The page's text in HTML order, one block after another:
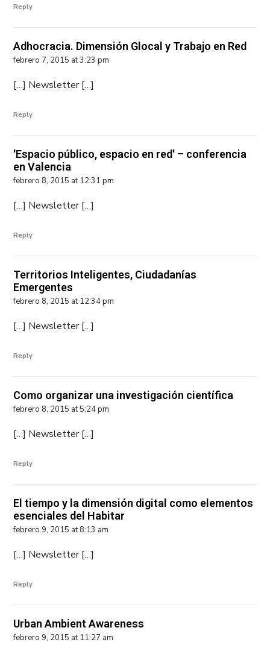
Reply
Adhocracia. Dimensión Glocal y Trabajo en Red
febrero 7, 2015 at 3:23 pm
[…] Newsletter […]
Reply
'Espacio público, espacio en red' – conferencia
en Valencia
febrero 8, 2015 at 12:31 pm
[…] Newsletter […]
Reply
Territorios Inteligentes, Ciudadanías
Emergentes
febrero 8, 2015 at 12:34 pm
[…] Newsletter […]
Reply
Como organizar una investigación científica
febrero 8, 2015 at 5:24 pm
[…] Newsletter […]
Reply
El tiempo y la dimensión digital como elementos
esenciales del Habitar
febrero 9, 2015 at 8:13 am
[…] Newsletter […]
Reply
Urban Ambient Awareness
febrero 9, 2015 at 11:27 am